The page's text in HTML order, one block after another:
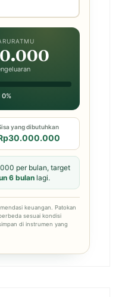
yang dibutuhkan
per bulan, target
6 bulan lagi.
keuangan. Patokan
sesuai kondisi
di instrumen yang